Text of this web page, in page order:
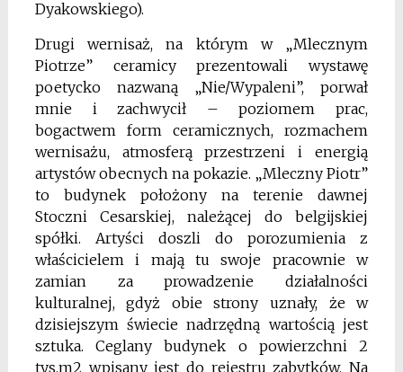
Dyakowskiego).
Drugi wernisaż, na którym w „Mlecznym
Piotrze” ceramicy prezentowali wystawę
poetycko nazwaną „Nie/Wypaleni”, porwał
mnie i zachwycił – poziomem prac,
bogactwem form ceramicznych, rozmachem
wernisażu, atmosferą przestrzeni i energią
artystów obecnych na pokazie. „Mleczny Piotr”
to budynek położony na terenie dawnej
Stoczni Cesarskiej, należącej do belgijskiej
spółki. Artyści doszli do porozumienia z
właścicielem i mają tu swoje pracownie w
zamian za prowadzenie działalności
kulturalnej, gdyż obie strony uznały, że w
dzisiejszym świecie nadrzędną wartością jest
sztuka. Ceglany budynek o powierzchni 2
tys.m2 wpisany jest do rejestru zabytków. Na